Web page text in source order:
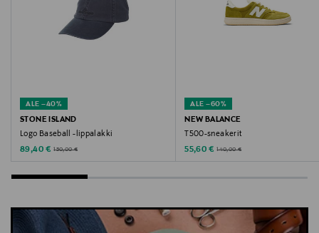
ALE –40%
STONE ISLAND
Logo Baseball -lippalakki
Discounted Price
89,40 € Original Price
150,00 €
ALE –60%
NEW BALANCE
T500-sneakerit
Discounted Price
55,60 € Original Price
140,00 €